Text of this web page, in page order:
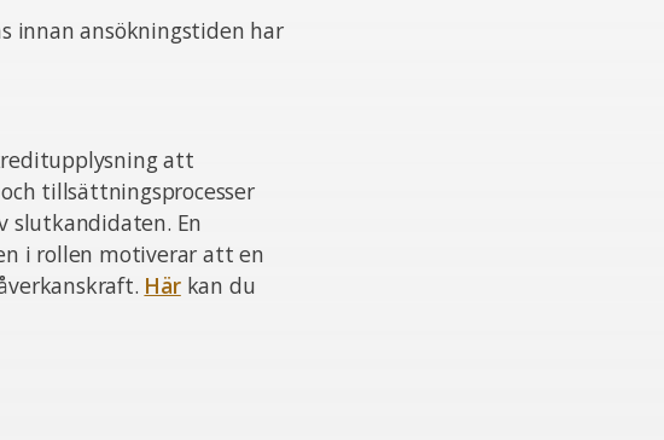
innan ansökningstiden har
att
tillsättningsprocesser
slutkandidaten. En
i rollen motiverar att en
Härkan du